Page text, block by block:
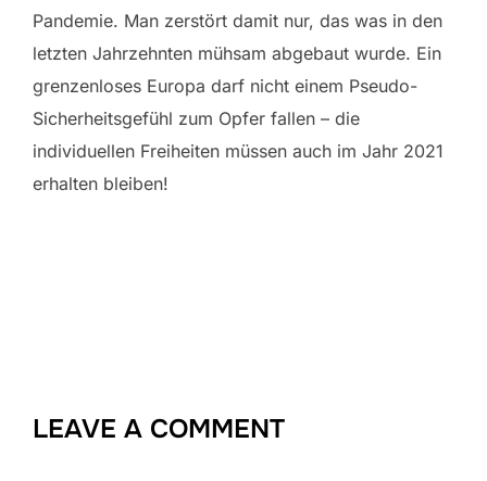
Pandemie. Man zerstört damit nur, das was in den
letzten Jahrzehnten mühsam abgebaut wurde. Ein
grenzenloses Europa darf nicht einem Pseudo-
Sicherheitsgefühl zum Opfer fallen – die
individuellen Freiheiten müssen auch im Jahr 2021
erhalten bleiben!
LEAVE A COMMENT